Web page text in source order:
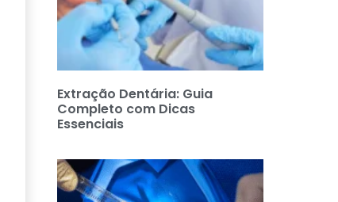
Extração Dentária: Guia
Completo com Dicas
Essenciais